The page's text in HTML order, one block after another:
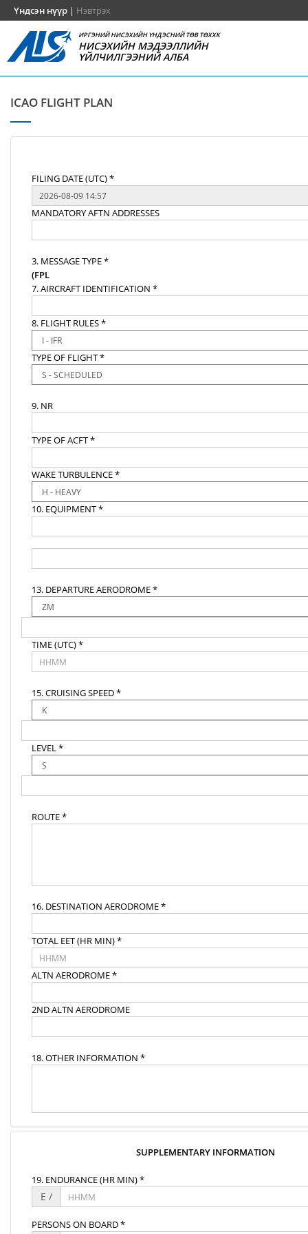
Үндсэн нүүр | Нэвтрэх
ИРГЭНИЙ НИСЭХИЙН ҮНДЭСНИЙ ТӨВ ТӨХХК
НИСЭХИЙН МЭДЭЭЛЛИЙН
ҮЙЛЧИЛГЭЭНИЙ АЛБА
ICAO FLIGHT PLAN
FILING DATE (UTC) *
MANDATORY AFTN ADDRESSES
3. MESSAGE TYPE *
(FPL
7. AIRCRAFT IDENTIFICATION *
8. FLIGHT RULES *
TYPE OF FLIGHT *
9. NR
TYPE OF ACFT *
WAKE TURBULENCE *
10. EQUIPMENT *
13. DEPARTURE AERODROME *
TIME (UTC) *
15. CRUISING SPEED *
LEVEL *
ROUTE *
16. DESTINATION AERODROME *
TOTAL EET (HR MIN) *
ALTN AERODROME *
2ND ALTN AERODROME
18. OTHER INFORMATION *
SUPPLEMENTARY INFORMATION
19. ENDURANCE (HR MIN) *
E /
PERSONS ON BOARD *